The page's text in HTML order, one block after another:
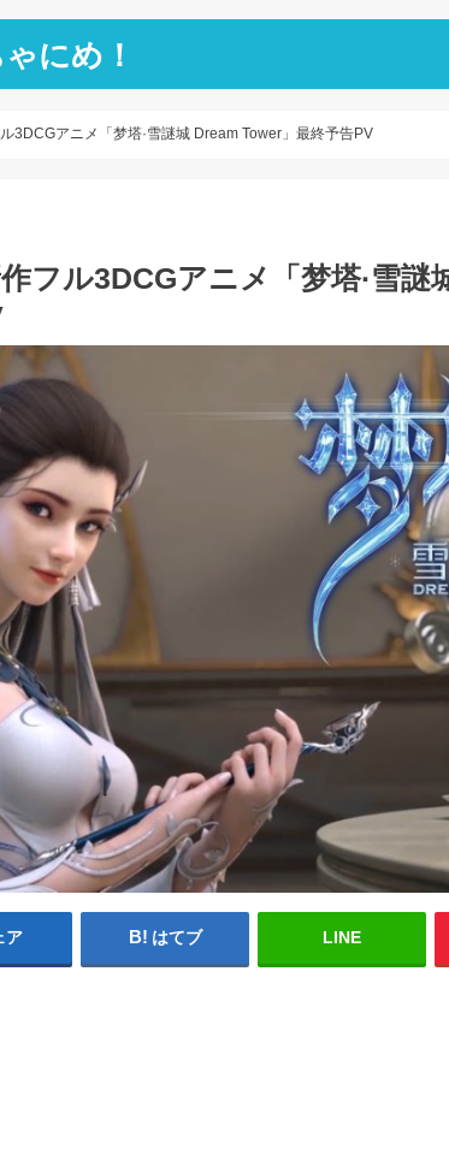
にめ！
3DCGアニメ「梦塔·雪謎城 Dream Tower」最終予告PV
フル3DCGアニメ「梦塔·雪謎
ア はてブ LINE